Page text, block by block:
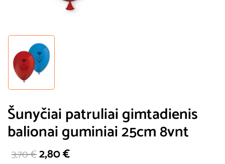
Šunyčiai patruliai gimtadienis
balionai guminiai 25cm 8vnt
3,70€2,80€